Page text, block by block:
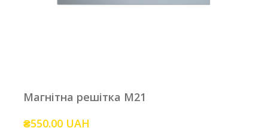
Магнітна решітка M21
₴550.00 UAH